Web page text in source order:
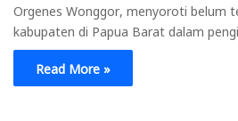
Orgenes Wonggor, menyoroti belum
kabupaten di Papua Barat dalam
Read More »